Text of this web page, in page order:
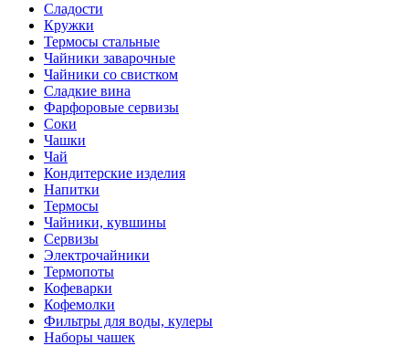
Сладости
Кружки
Термосы стальные
Чайники заварочные
Чайники со свистком
Сладкие вина
Фарфоровые сервизы
Соки
Чашки
Чай
Кондитерские изделия
Напитки
Термосы
Чайники, кувшины
Сервизы
Электрочайники
Термопоты
Кофеварки
Кофемолки
Фильтры для воды, кулеры
Наборы чашек